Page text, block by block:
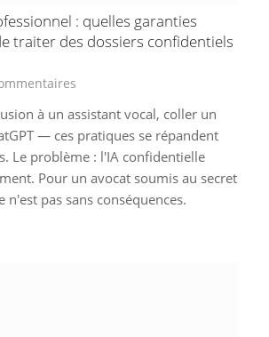
: quelles garanties
traiter des dossiers confidentiels
à un assistant vocal, coller un
— ces pratiques se répandent
Le problème : l'IA confidentielle
Pour un avocat soumis au secret
n'est pas sans conséquences.